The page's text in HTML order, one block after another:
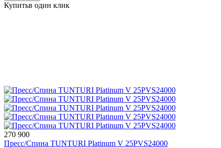
Купитьв один клик
270 900
Пресс/Спина TUNTURI Platinum V 25PVS24000